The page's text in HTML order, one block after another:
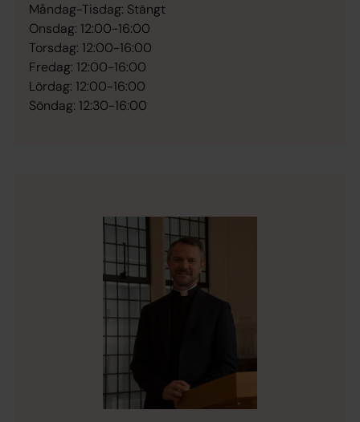
Måndag-Tisdag: Stängt
Onsdag: 12:00-16:00
Torsdag: 12:00-16:00
Fredag: 12:00-16:00
Lördag: 12:00-16:00
Söndag: 12:30-16:00